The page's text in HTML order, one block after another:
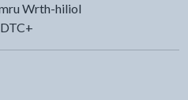
Wrth-hiliol